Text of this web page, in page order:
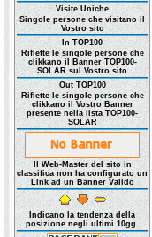
Visite Uniche
Singole persone che visitano il
Vostro sito
In TOP100
Riflette le singole persone che
clikkano il Banner TOP100-
SOLAR sul Vostro sito
Out TOP100
Riflette le singole persone che
clikkano il Vostro Banner
presente nella lista TOP100-
SOLAR
Il Web-Master del sito in
classifica non ha configurato un
Link ad un Banner Valido
Indicano la tendenza della
posizione negli ultimi 10gg.